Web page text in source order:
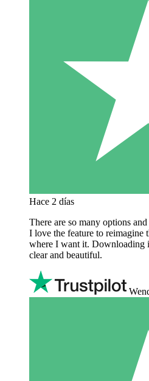
Hace 2 días
There are so many options
I love the feature to reimagine
where I want it. Downloading
clear and beautiful.